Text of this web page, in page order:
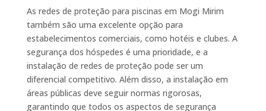
As redes de proteção para piscinas em Mogi Mirim
também são uma excelente opção para
estabelecimentos comerciais, como hotéis e clubes. A
segurança dos hóspedes é uma prioridade, e a
instalação de redes de proteção pode ser um
diferencial competitivo. Além disso, a instalação em
áreas públicas deve seguir normas rigorosas,
garantindo que todos os aspectos de segurança